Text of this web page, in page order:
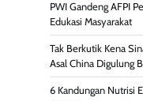
PWI Gandeng AFPI
Edukasi Masyarakat
Tak Berkutik Kena
Asal China Digulung
6 Kandungan Nutrisi